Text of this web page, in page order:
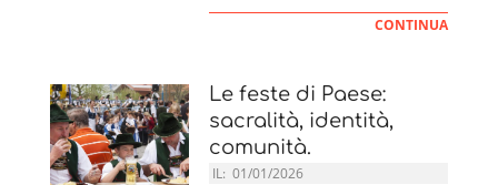
CONTINUA
Le feste di Paese:
sacralità, identità,
comunità.
IL: 01/01/2026